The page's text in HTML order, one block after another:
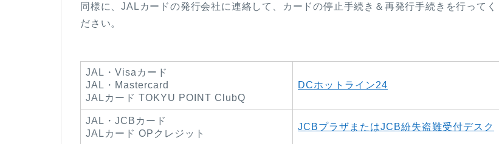
同様に、JALカードの発行会社に連絡して、カードの停止手続き＆再発行手続きを行ってく
ださい。
JAL・Visaカード
JAL・Mastercard
JALカード TOKYU POINT ClubQ
DCホットライン24
JAL・JCBカード
JALカード OPクレジット
JCBプラザまたはJCB紛失盗難受付デスク